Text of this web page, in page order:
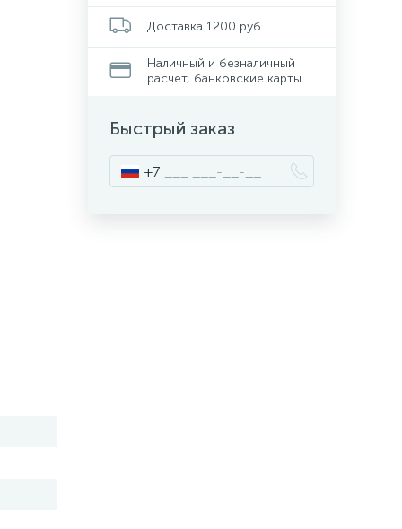
Доставка 1200 руб.
Наличный и безналичный
расчет, банковские карты
Быстрый заказ
+7